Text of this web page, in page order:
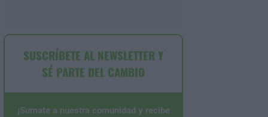
SUSCRÍBETE AL NEWSLETTER Y
SÉ PARTE DEL CAMBIO
¡Sumate a nuestra comunidad y recibe